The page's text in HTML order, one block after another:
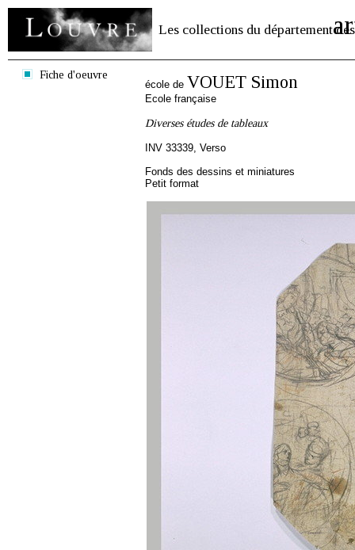
Les collections du département des
Fiche d'oeuvre
école de VOUET Simon
Ecole française
Diverses études de tableaux
INV 33339, Verso
Fonds des dessins et miniatures
Petit format